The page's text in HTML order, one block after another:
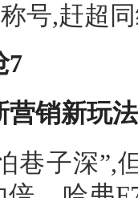
号,赶超
7
销新玩
巷子深”,